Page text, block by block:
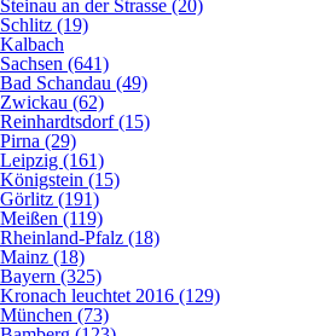
Steinau an der Strasse (20)
Schlitz (19)
Kalbach
Sachsen (641)
Bad Schandau (49)
Zwickau (62)
Reinhardtsdorf (15)
Pirna (29)
Leipzig (161)
Königstein (15)
Görlitz (191)
Meißen (119)
Rheinland-Pfalz (18)
Mainz (18)
Bayern (325)
Kronach leuchtet 2016 (129)
München (73)